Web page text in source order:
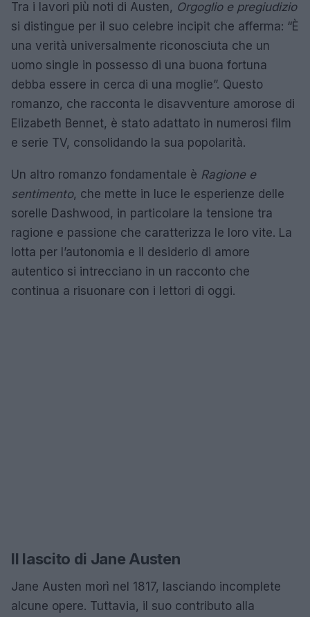
Tra i lavori più noti di Austen, Orgoglio e pregiudizio
si distingue per il suo celebre incipit che afferma: “È
una verità universalmente riconosciuta che un
uomo single in possesso di una buona fortuna
debba essere in cerca di una moglie”. Questo
romanzo, che racconta le disavventure amorose di
Elizabeth Bennet, è stato adattato in numerosi film
e serie TV, consolidando la sua popolarità.
Un altro romanzo fondamentale è Ragione e
sentimento, che mette in luce le esperienze delle
sorelle Dashwood, in particolare la tensione tra
ragione e passione che caratterizza le loro vite. La
lotta per l’autonomia e il desiderio di amore
autentico si intrecciano in un racconto che
continua a risuonare con i lettori di oggi.
Il lascito di Jane Austen
Jane Austen morì nel 1817, lasciando incomplete
alcune opere. Tuttavia, il suo contributo alla